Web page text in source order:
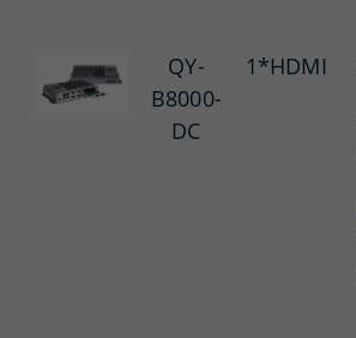
QY-
B8000-
DC
1*HDMI